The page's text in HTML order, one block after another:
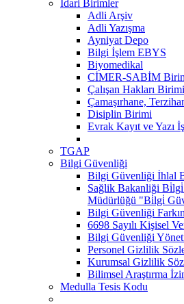
İdari Birimler
Adli Arşiv
Adli Yazışma
Ayniyat Depo
Bilgi İşlem EBYS
Biyomedikal
CİMER-SABİM
Çalışan Hakları Birimi
Çamaşırhane,
Disiplin Birimi
Evrak Kayıt ve Yazı
TGAP
Bilgi Güvenliği
Bilgi Güvenliği İhlal
Sağlik Bakanliği Bi̇lgi̇
Müdürlüğü "Bi̇lgi̇
Bilgi Güvenliği
6698 Sayılı Kişisel
Bilgi Güvenliği
Personel Gizlilik
Kurumsal Gizlilik
Bilimsel Araştırma
Medulla Tesis Kodu